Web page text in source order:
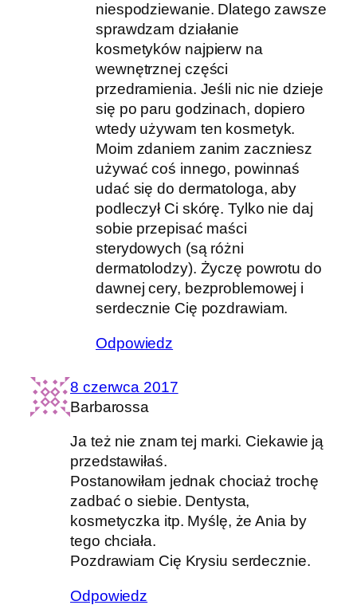
niespodziewanie. Dlatego zawsze
sprawdzam działanie
kosmetyków najpierw na
wewnętrznej części
przedramienia. Jeśli nic nie dzieje
się po paru godzinach, dopiero
wtedy używam ten kosmetyk.
Moim zdaniem zanim zaczniesz
używać coś innego, powinnaś
udać się do dermatologa, aby
podleczył Ci skórę. Tylko nie daj
sobie przepisać maści
sterydowych (są różni
dermatolodzy). Życzę powrotu do
dawnej cery, bezproblemowej i
serdecznie Cię pozdrawiam.
Odpowiedz
8 czerwca 2017
Barbarossa
Ja też nie znam tej marki. Ciekawie ją
przedstawiłaś.
Postanowiłam jednak chociaż trochę
zadbać o siebie. Dentysta,
kosmetyczka itp. Myślę, że Ania by
tego chciała.
Pozdrawiam Cię Krysiu serdecznie.
Odpowiedz